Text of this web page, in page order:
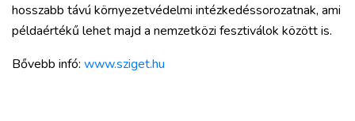
hosszabb távú környezetvédelmi intézkedéssorozatnak, ami
példaértékű lehet majd a nemzetközi fesztiválok között is.
Bővebb infó: www.sziget.hu